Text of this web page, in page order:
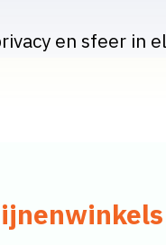
en sfeer in